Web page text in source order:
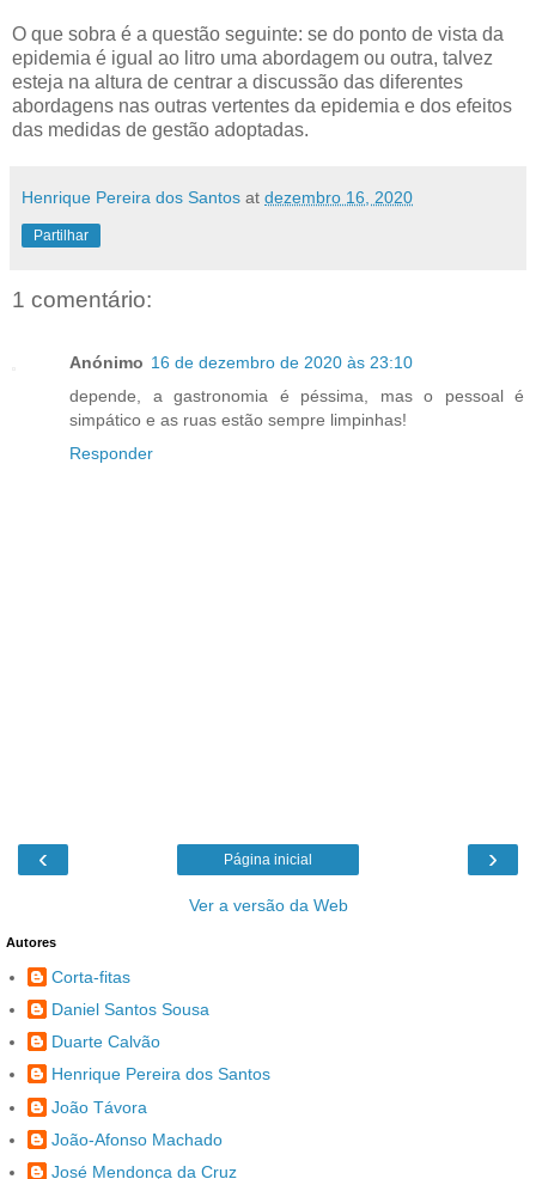
O que sobra é a questão seguinte: se do ponto de vista da
epidemia é igual ao litro uma abordagem ou outra, talvez
esteja na altura de centrar a discussão das diferentes
abordagens nas outras vertentes da epidemia e dos efeitos
das medidas de gestão adoptadas.
Henrique Pereira dos Santos at dezembro 16, 2020
Partilhar
1 comentário:
Anónimo 16 de dezembro de 2020 às 23:10
depende, a gastronomia é péssima, mas o pessoal é
simpático e as ruas estão sempre limpinhas!
Responder
‹ ›
Página inicial
Ver a versão da Web
Autores
Corta-fitas
Daniel Santos Sousa
Duarte Calvão
Henrique Pereira dos Santos
João Távora
João-Afonso Machado
José Mendonça da Cruz